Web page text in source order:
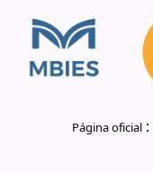
Página oficial :